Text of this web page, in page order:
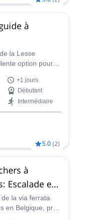
à
la Lesse
option pour
certifié,
+1 jours
Débutant
Intermédiaire
5.0 (2)
à
Escalade et
la via ferrata
en Belgique, près